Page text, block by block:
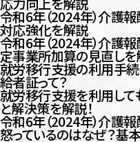
令和6年（2024年）介護
対応強化を解説
令和6年（2024年）介護
定事業所加算の見直し
就労移行支援の利用手続
給者証って？
就労移行支援を利用して
と解決策を解説！
令和6年（2024年）介護
怒っているのはなぜ？